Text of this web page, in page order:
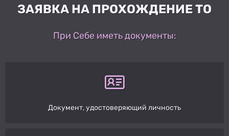
ЗАЯВКА НА ПРОХОЖДЕНИЕ ТО
При Себе иметь документы:
Документ, удостоверяющий личность